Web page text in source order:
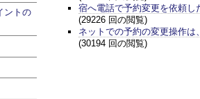
ントの
宿へ電話で予約変更を依頼
(29226 回の閲覧)
ネットでの予約の変更操作は
(30194 回の閲覧)